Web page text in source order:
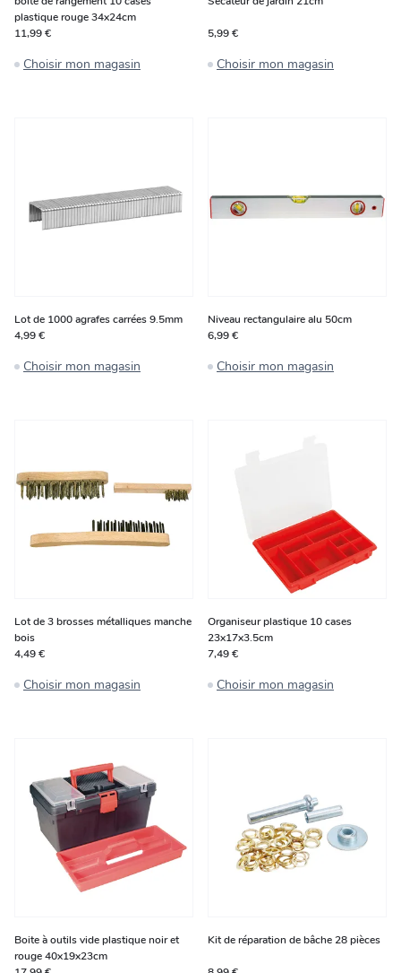
plastique rouge 34x24cm
11,99 €
Choisir mon magasin
5,99 €
Choisir mon magasin
Lot de 1000 agrafes carrées 9.5mm
4,99 €
Choisir mon magasin
Niveau rectangulaire alu 50cm
6,99 €
Choisir mon magasin
Lot de 3 brosses métalliques manche
bois
4,49 €
Choisir mon magasin
Organiseur plastique 10 cases
23x17x3.5cm
7,49 €
Choisir mon magasin
Boite à outils vide plastique noir et
rouge 40x19x23cm
Kit de réparation de bâche 28 pièces